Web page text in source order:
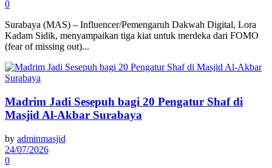
0
Surabaya (MAS) – Influencer/Pemengaruh Dakwah Digital, Lora
Kadam Sidik, menyampaikan tiga kiat untuk merdeka dari FOMO
(fear of missing out)...
Madrim Jadi Sesepuh bagi 20 Pengatur Shaf di
Masjid Al-Akbar Surabaya
by adminmasjid
24/07/2026
0